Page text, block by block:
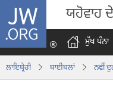
JW.ORG ਯਹੋਵਾਹ
ਮੁੱਖ ਪੰਨਾ
ਲਾਇਬ੍ਰੇਰੀ ਬਾਈਬਲਾਂ ਨਵੀੰ